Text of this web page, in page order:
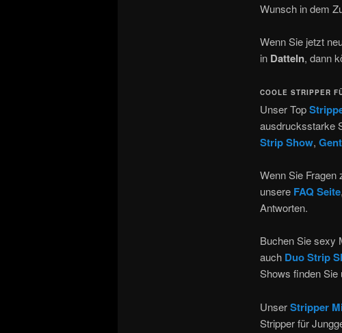
Wunsch in dem
Wenn Sie jetzt
in Datteln, dann
COOLE STRIPPER
Unser Top
ausdrucksstarke
Strip Show,
Wenn Sie Fragen
unsere FAQ Seite
Antworten.
Buchen Sie sexy
auch Duo Strip
Shows finden Sie
UnserStripper
Stripper für